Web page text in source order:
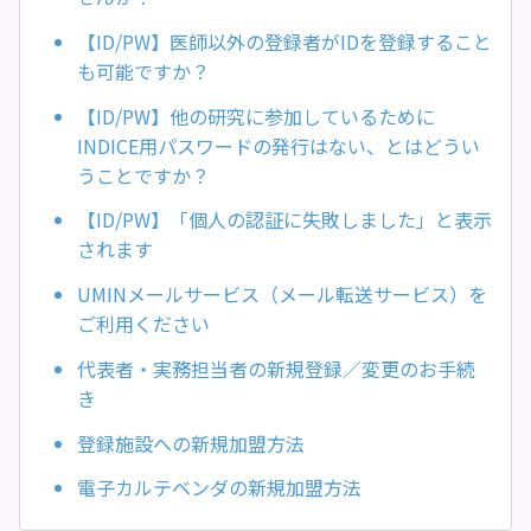
【ID/PW】医師以外の登録者がIDを登録すること
も可能ですか？
【ID/PW】他の研究に参加しているために
INDICE用パスワードの発行はない、とはどうい
うことですか？
【ID/PW】「個人の認証に失敗しました」と表示
されます
UMINメールサービス（メール転送サービス）を
ご利用ください
代表者・実務担当者の新規登録／変更のお手続
き
登録施設への新規加盟方法
電子カルテベンダの新規加盟方法